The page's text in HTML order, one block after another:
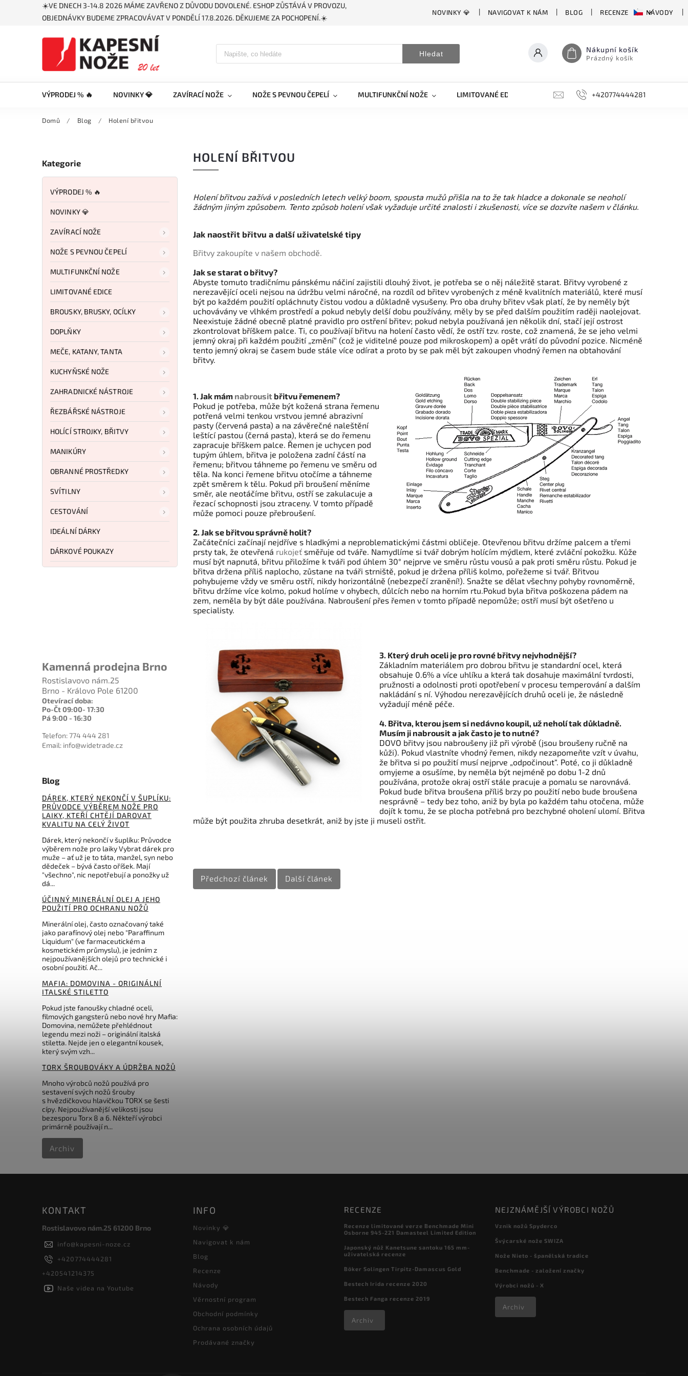
☀️VE DNECH 3-14.8 2026 MÁME ZAVŘENO Z DŮVODU DOVOLENÉ. ESHOP ZŮSTÁVÁ V PROVOZU,
OBJEDNÁVKY BUDEME ZPRACOVÁVAT V PONDĚLÍ 17.8.2026. DĚKUJEME ZA POCHOPENÍ.☀️
NOVINKY 💎 NAVIGOVAT K NÁM BLOG RECENZE NÁVODY
Hledat Nákupní košík
Prázdný košík
VÝPRODEJ % 🔥 NOVINKY 💎 ZAVÍRACÍ NOŽE NOŽE S PEVNOU ČEPELÍ MULTIFUNKČNÍ NOŽE LIMITOVANÉ EDICE BROUSKY, BRUSKY, OCÍLKY
+420774444281
Domů / Blog / Holení břitvou
Kategorie
VÝPRODEJ % 🔥
NOVINKY 💎
ZAVÍRACÍ NOŽE
NOŽE S PEVNOU ČEPELÍ
MULTIFUNKČNÍ NOŽE
LIMITOVANÉ EDICE
BROUSKY, BRUSKY, OCÍLKY
DOPLŇKY
MEČE, KATANY, TANTA
KUCHYŇSKÉ NOŽE
ZAHRADNICKÉ NÁSTROJE
ŘEZBÁŘSKÉ NÁSTROJE
HOLÍCÍ STROJKY, BŘITVY
MANIKÚRY
OBRANNÉ PROSTŘEDKY
SVÍTILNY
CESTOVÁNÍ
IDEÁLNÍ DÁRKY
DÁRKOVÉ POUKAZY
Kamenná prodejna Brno
Rostislavovo nám.25
Brno - Královo Pole 61200
Otevírací doba:
Po-Čt 09:00- 17:30
Pá 9:00 - 16:30
Telefon: 774 444 281
Email: info@widetrade.cz
Blog
DÁREK, KTERÝ NEKONČÍ V ŠUPLÍKU:
PRŮVODCE VÝBĚREM NOŽE PRO
LAIKY, KTEŘÍ CHTĚJÍ DAROVAT
KVALITU NA CELÝ ŽIVOT
Dárek, který nekončí v šuplíku: Průvodce
výběrem nože pro laiky Vybrat dárek pro
muže – ať už je to táta, manžel, syn nebo
dědeček – bývá často oříšek. Mají
"všechno", nic nepotřebují a ponožky už
dá...
ÚČINNÝ MINERÁLNÍ OLEJ A JEHO
POUŽITÍ PRO OCHRANU NOŽŮ
Minerální olej, často označovaný také
jako parafínový olej nebo "Paraffinum
Liquidum" (ve farmaceutickém a
kosmetickém průmyslu), je jedním z
nejpoužívanějších olejů pro technické i
osobní použití. Ač...
MAFIA: DOMOVINA - ORIGINÁLNÍ
ITALSKÉ STILETTO
Pokud jste fanoušky chladné oceli,
filmových gangsterů nebo nové hry Mafia:
Domovina, nemůžete přehlédnout
legendu mezi noži – originální italská
stiletta. Nejde jen o elegantní kousek,
který svým vzh...
TORX ŠROUBOVÁKY A ÚDRŽBA NOŽŮ
Mnoho výrobců nožů používá pro
sestavení svých nožů šrouby
s hvězdičkovou hlavičkou TORX se šesti
cípy. Nejpoužívanější velikosti jsou
bezesporu Torx 8 a 6. Někteří výrobci
primárně používají n...
Archiv
HOLENÍ BŘITVOU
Holení břitvou zažívá v posledních letech velký boom, spousta mužů přišla na to že tak hladce a dokonale se neoholí
žádným jiným způsobem. Tento způsob holení však vyžaduje určité znalosti i zkušenosti, více se dozvíte našem v článku.
Jak naostřit břitvu a další uživatelské tipy
Břitvy zakoupíte v našem obchodě.
Jak se starat o břitvy?
Abyste tomuto tradičnímu pánskému náčiní zajistili dlouhý život, je potřeba se o něj náležitě starat. Břitvy vyrobené z
nerezavějící oceli nejsou na údržbu velmi náročné, na rozdíl od břitev vyrobených z méně kvalitních materiálů, které musí
být po každém použití opláchnuty čistou vodou a důkladně vysušeny. Pro oba druhy břitev však platí, že by neměly být
uchovávány ve vlhkém prostředí a pokud nebyly delší dobu používány, měly by se před dalším použitím raději naolejovat.
Neexistuje žádné obecně platné pravidlo pro ostření břitev; pokud nebyla používaná jen několik dní, stačí její ostrost
zkontrolovat bříškem palce. Ti, co používají břitvu na holení často vědí, že ostří tzv. roste, což znamená, že se jeho velmi
jemný okraj při každém použití „změní“ (což je viditelné pouze pod mikroskopem) a opět vrátí do původní pozice. Nicméně
tento jemný okraj se časem bude stále více odírat a proto by se pak měl být zakoupen vhodný řemen na obtahování
břitvy.
1. Jak mám nabrousit břitvu řemenem?
Pokud je potřeba, může být kožená strana řemenu
potřená velmi tenkou vrstvou jemné abrazivní
pasty (červená pasta) a na závěrečné naleštění
leštící pastou (černá pasta), která se do řemenu
zapracuje bříškem palce. Řemen je uchycen pod
tupým úhlem, břitva je položena zadní částí na
řemenu; břitvou táhneme po řemenu ve směru od
těla. Na konci řemene břitvu otočíme a táhneme
zpět směrem k tělu. Pokud při broušení měníme
směr, ale neotáčíme břitvu, ostří se zakulacuje a
řezací schopnosti jsou ztraceny. V tomto případě
může pomoci pouze přebroušení.
2. Jak se břitvou správně holit?
Začátečníci začínají nejdříve s hladkými a neproblematickými částmi obličeje. Otevřenou břitvu držíme palcem a třemi
prsty tak, že otevřená rukojeť směřuje od tváře. Namydlíme si tvář dobrým holícím mýdlem, které zvláční pokožku. Kůže
musí být napnutá, břitvu přiložíme k tváři pod úhlem 30° nejprve ve směru růstu vousů a pak proti směru růstu. Pokud je
břitva držena příliš naplocho, zůstane na tváři strniště, pokud je držena příliš kolmo, pořežeme si tvář. Břitvou
pohybujeme vždy ve směru ostří, nikdy horizontálně (nebezpečí zranění!). Snažte se dělat všechny pohyby rovnoměrně,
břitvu držíme více kolmo, pokud holíme v ohybech, důlcích nebo na horním rtu.Pokud byla břitva poškozena pádem na
zem, neměla by být dále používána. Nabroušení přes řemen v tomto případě nepomůže; ostří musí být ošetřeno u
specialisty.
3. Který druh oceli je pro rovné břitvy nejvhodnější?
Základním materiálem pro dobrou břitvu je standardní ocel, která
obsahuje 0.6% a více uhlíku a která tak dosahuje maximální tvrdosti,
pružnosti a odolnosti proti opotřebení v procesu temperování a dalším
nakládání s ní. Výhodou nerezavějících druhů oceli je, že následně
vyžadují méně péče.
4. Břitva, kterou jsem si nedávno koupil, už neholí tak důkladně.
Musím ji nabrousit a jak často je to nutné?
DOVO břitvy jsou nabroušeny již při výrobě (jsou broušeny ručně na
kůži). Pokud vlastníte vhodný řemen, nikdy nezapomeňte vzít v úvahu,
že břitva si po použití musí nejprve „odpočinout“. Poté, co ji důkladně
omyjeme a osušíme, by neměla být nejméně po dobu 1-2 dnů
používána, protože okraj ostří stále pracuje a pomalu se narovnává.
Pokud bude břitva broušena příliš brzy po použití nebo bude broušena
nesprávně – tedy bez toho, aniž by byla po každém tahu otočena, může
dojít k tomu, že se plocha potřebná pro bezchybné oholení ulomí. Břitva
může být použita zhruba desetkrát, aniž by jste ji museli ostřit.
Předchozí článek Další článek
KONTAKT
Rostislavovo nám.25 61200 Brno
info@kapesni-noze.cz
+420774444281
+420541214375
Naše videa na Youtube
INFO
Novinky 💎
Navigovat k nám
Blog
Recenze
Návody
Věrnostní program
Obchodní podmínky
Ochrana osobních údajů
Prodávané značky
RECENZE
Recenze limitované verze Benchmade Mini
Osborne 945-221 Damasteel Limited Edition
Japonský nůž Kanetsune santoku 165 mm-
uživatelská recenze
Böker Solingen Tirpitz-Damascus Gold
Bestech Irida recenze 2020
Bestech Fanga recenze 2019
Archiv
NEJZNÁMĚJŠÍ VÝROBCI NOŽŮ
Vznik nožů Spyderco
Švýcarské nože SWIZA
Nože Nieto - španělská tradice
Benchmade - založení značky
Výrobci nožů - X
Archiv